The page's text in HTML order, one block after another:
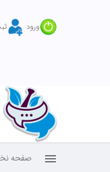
ورود
صفحه